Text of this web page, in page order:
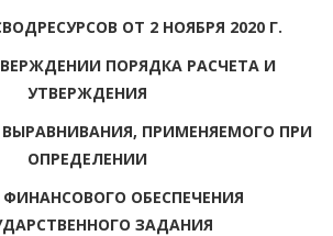
ОТ 2 НОЯБРЯ 2020 Г.
ПОРЯДКА РАСЧЕТА И
УТВЕРЖДЕНИЯ
ПРИМЕНЯЕМОГО ПРИ
ОПРЕДЕЛЕНИИ
ОБЕСПЕЧЕНИЯ
ЗАДАНИЯ